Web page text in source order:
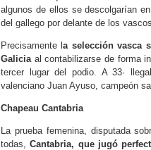
algunos de ellos se descolgarían
del gallego por delante de los
Precisamente la selección vasca
Galiciaal contabilizarse de forma
tercer lugar del podio. A 33·
valenciano Juan Ayuso, campeón
Chapeau Cantabria
La prueba femenina, disputada
todas,Cantabria, que jugó